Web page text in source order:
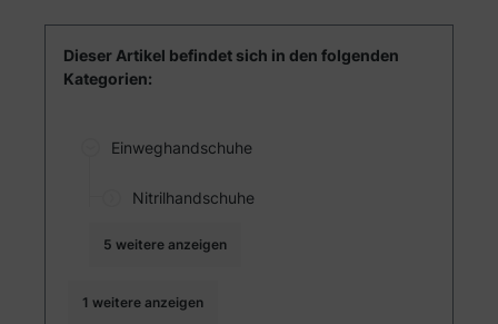
Dieser Artikel befindet sich in den folgenden
Kategorien:
Einweghandschuhe
Nitrilhandschuhe
5 weitere anzeigen
1 weitere anzeigen